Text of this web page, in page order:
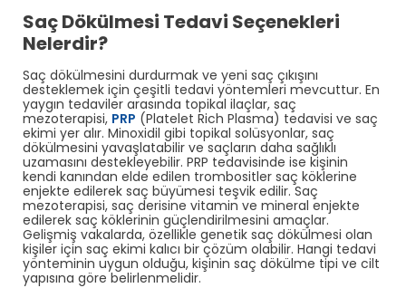
Saç Dökülmesi Tedavi Seçenekleri
Nelerdir?
Saç dökülmesini durdurmak ve yeni saç çıkışını
desteklemek için çeşitli tedavi yöntemleri mevcuttur. En
yaygın tedaviler arasında topikal ilaçlar, saç
mezoterapisi, PRP (Platelet Rich Plasma) tedavisi ve saç
ekimi yer alır. Minoxidil gibi topikal solüsyonlar, saç
dökülmesini yavaşlatabilir ve saçların daha sağlıklı
uzamasını destekleyebilir. PRP tedavisinde ise kişinin
kendi kanından elde edilen trombositler saç köklerine
enjekte edilerek saç büyümesi teşvik edilir. Saç
mezoterapisi, saç derisine vitamin ve mineral enjekte
edilerek saç köklerinin güçlendirilmesini amaçlar.
Gelişmiş vakalarda, özellikle genetik saç dökülmesi olan
kişiler için saç ekimi kalıcı bir çözüm olabilir. Hangi tedavi
yönteminin uygun olduğu, kişinin saç dökülme tipi ve cilt
yapısına göre belirlenmelidir.